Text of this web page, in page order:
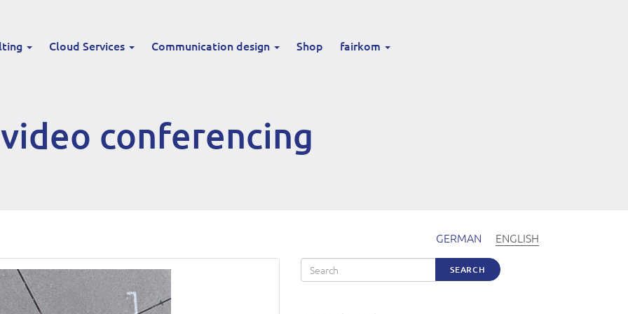
Cloud Services Communication design Shop fairkom
video conferencing
GERMAN ENGLISH
Search SEARCH